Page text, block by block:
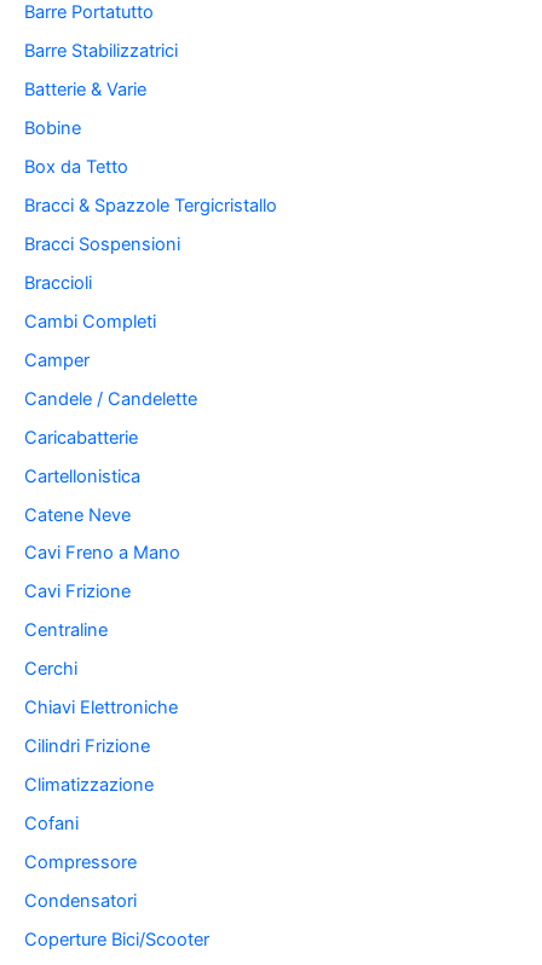
Barre Portatutto
Barre Stabilizzatrici
Batterie & Varie
Bobine
Box da Tetto
Bracci & Spazzole Tergicristallo
Bracci Sospensioni
Braccioli
Cambi Completi
Camper
Candele / Candelette
Caricabatterie
Cartellonistica
Catene Neve
Cavi Freno a Mano
Cavi Frizione
Centraline
Cerchi
Chiavi Elettroniche
Cilindri Frizione
Climatizzazione
Cofani
Compressore
Condensatori
Coperture Bici/Scooter